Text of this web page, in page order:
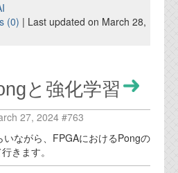
(0) | Last updated on March 28,
と強化学習
27, 2024 #763
ながら、FPGAにおけるPongの
きます。